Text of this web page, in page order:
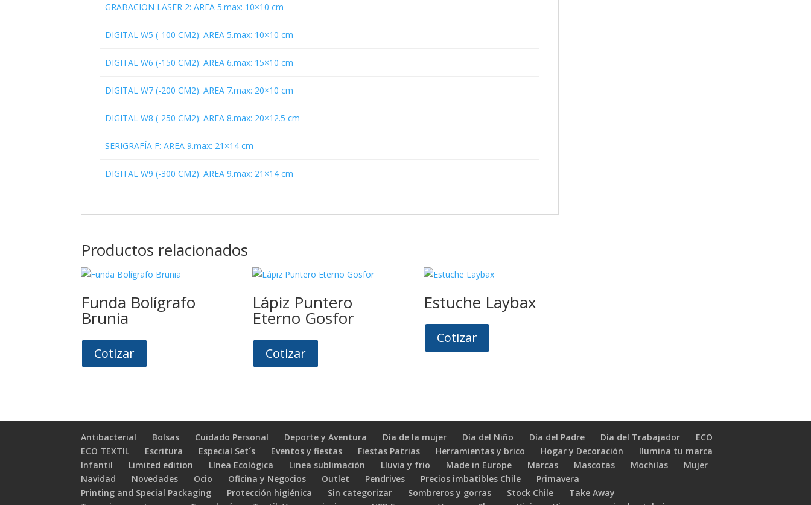
GRABACION LASER 2: AREA 5.max: 10×10 cm
DIGITAL W5 (-100 CM2): AREA 5.max: 10×10 cm
DIGITAL W6 (-150 CM2): AREA 6.max: 15×10 cm
DIGITAL W7 (-200 CM2): AREA 7.max: 20×10 cm
DIGITAL W8 (-250 CM2): AREA 8.max: 20×12.5 cm
SERIGRAFÍA F: AREA 9.max: 21×14 cm
DIGITAL W9 (-300 CM2): AREA 9.max: 21×14 cm
Productos relacionados
Funda Bolígrafo
Brunia
Cotizar
Lápiz Puntero
Eterno Gosfor
Cotizar
Estuche Laybax
Cotizar
Antibacterial Bolsas Cuidado Personal Deporte y Aventura Día de la mujer Día del Niño Día del Padre Día del Trabajador
ECO
ECO TEXTIL
Escritura Especial Set´s Eventos y fiestas Fiestas Patrias Herramientas y brico Hogar y Decoración
Ilumina tu marca
Infantil
Limited edition Línea Ecológica Linea sublimación Lluvia y frio Made in Europe Marcas Mascotas Mochilas
Mujer
Navidad
Novedades Ocio Oficina y Negocios Outlet Pendrives Precios imbatibles Chile
Primavera
Printing and Special Packaging
Protección higiénica Sin categorizar Sombreros y gorras Stock Chile
Take Away